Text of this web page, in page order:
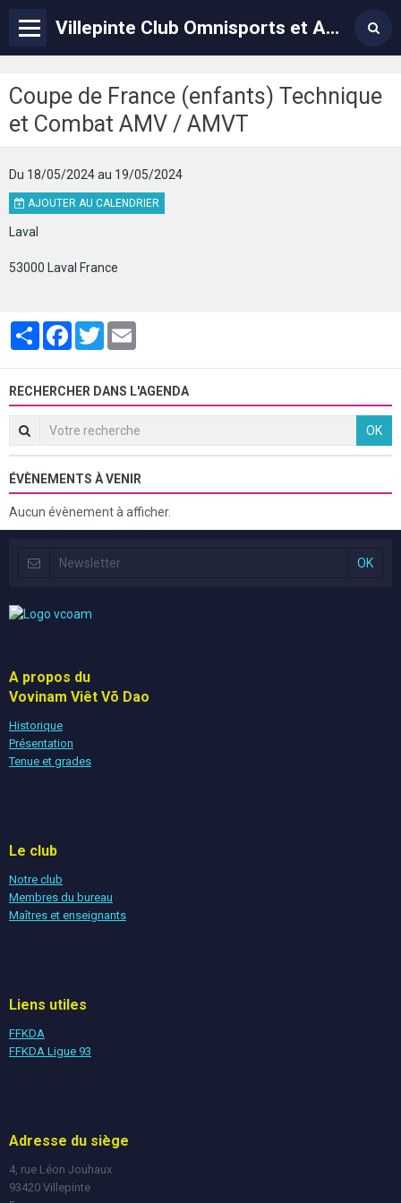
Villepinte Club Omnisports et Arts Martiaux – VCOAM
Coupe de France (enfants) Technique
et Combat AMV / AMVT
Du 18/05/2024au 19/05/2024
AJOUTER AU CALENDRIER
Laval
53000 Laval France
PartagerFacebook
Twitter
RECHERCHER DANS L'AGENDA
OK
ÉVÈNEMENTS À VENIR
Aucun évènement à afficher.
A propos du
Vovinam Viêt Võ Dao
Historique
Présentation
Tenue et grades
Le club
Notre club
Membres du bureau
Maîtres et enseignants
Liens utiles
FFKDA
FFKDA Ligue 93
Adresse du siège
4, rue Léon Jouhaux
93420 Villepinte